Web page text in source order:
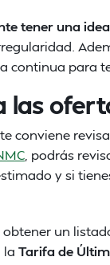
tener una
continua para
conviene
, podrás
y si
un
la Tarifa de